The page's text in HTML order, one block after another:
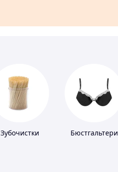
Зубочистки Бюстгальтери